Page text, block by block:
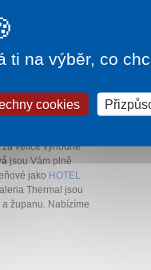
vlastní kůži a
pouze pro...
|
velice výhodné
jsou Vám plně
jako HOTEL
Thermal jsou
županu. Nabízíme
ti na výběr, co
cookies